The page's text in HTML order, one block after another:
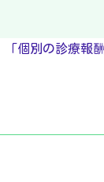
「個別の診療報